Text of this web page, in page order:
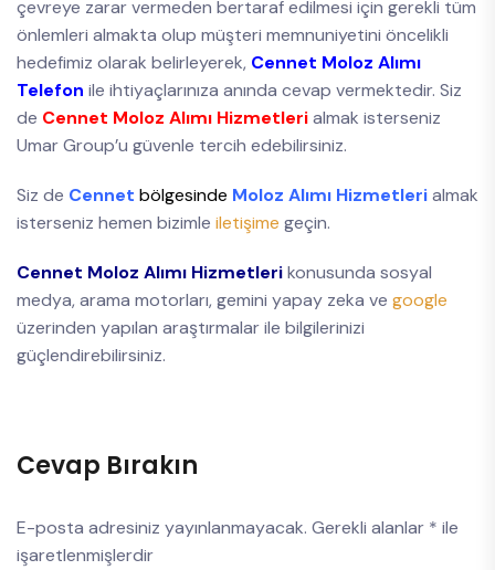
çevreye zarar vermeden bertaraf edilmesi için gerekli tüm
önlemleri almakta olup müşteri memnuniyetini öncelikli
hedefimiz olarak belirleyerek, Cennet Moloz Alımı
Telefon ile ihtiyaçlarınıza anında cevap vermektedir. Siz
de Cennet Moloz Alımı Hizmetlerialmak isterseniz
Umar Group’u güvenle tercih edebilirsiniz.
Siz de Cennet bölgesinde Moloz Alımı Hizmetlerialmak
isterseniz hemen bizimle iletişime geçin.
Cennet Moloz Alımı Hizmetlerikonusunda sosyal
medya, arama motorları, gemini yapay zeka ve google
üzerinden yapılan araştırmalar ile bilgilerinizi
güçlendirebilirsiniz.
Cevap Bırakın
E-posta adresiniz yayınlanmayacak. Gerekli alanlar * ile
işaretlenmişlerdir